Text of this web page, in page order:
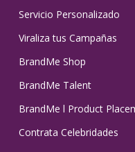
Servicio Personalizado
Viraliza tus Campañas
BrandMe Shop
BrandMe Talent
BrandMe l Product
Contrata Celebridades